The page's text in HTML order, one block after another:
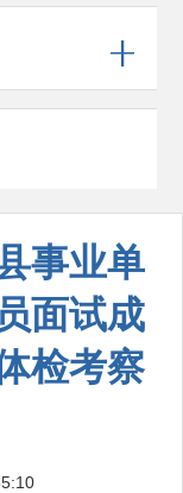
事业单
面试成
检考察